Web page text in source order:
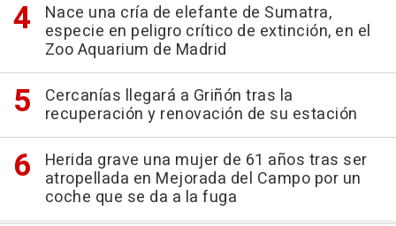
Nace una cría de elefante de Sumatra,
especie en peligro crítico de extinción, en el
Zoo Aquarium de Madrid
Cercanías llegará a Griñón tras la
recuperación y renovación de su estación
Herida grave una mujer de 61 años tras ser
atropellada en Mejorada del Campo por un
coche que se da a la fuga